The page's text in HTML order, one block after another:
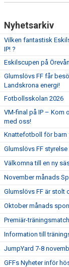
Nyhetsarkiv
Vilken fantastisk
IP! ?
Eskilscupen på
Glumslövs FF får
Landskrona energi!
Fotbollsskolan 2026
VM-final på IP – Kom
med oss!
Knattefotboll för barn
Glumslövs FF
Välkomna till en ny
November månads
Glumslövs FF är stolt
Oktober månads
Premiär-
Information till
JumpYard 7-8
GFFs Nyheter inför